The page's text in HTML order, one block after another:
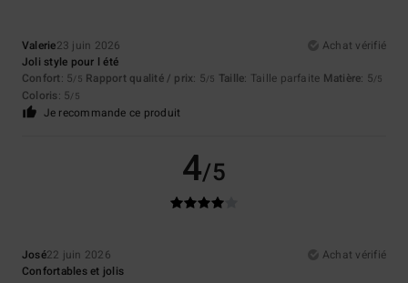
Valerie23 juin 2026
Achat vérifié
Joli style pour l été
Confort: 5/5 Rapport qualité / prix: 5/5 Taille: Taille parfaite Matière: 5/5
Coloris: 5/5
Je recommande ce produit
4/5
José22 juin 2026
Achat vérifié
Confortables et jolis